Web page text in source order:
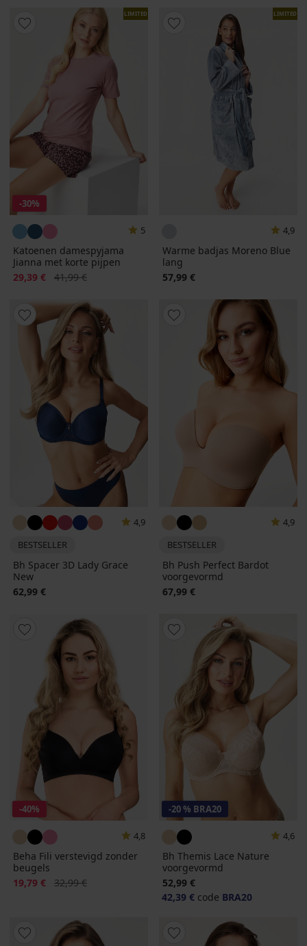
LIMITED
-30%
5
Katoenen damespyjama
Jianna met korte pijpen
Korting
29,39 € Oorspronkelijke prijs
41,99 €
LIMITED
4,9
Warme badjas Moreno Blue
lang
57,99 €
4,9
BESTSELLER
Bh Spacer 3D Lady Grace
New
62,99 €
4,9
BESTSELLER
Bh Push Perfect Bardot
voorgevormd
67,99 €
-40%
4,8
Beha Fili verstevigd zonder
beugels
Korting
19,79 € Oorspronkelijke prijs
32,99 €
-20 % BRA20
4,6
Bh Themis Lace Nature
voorgevormd
52,99 €
42,39 € code BRA20